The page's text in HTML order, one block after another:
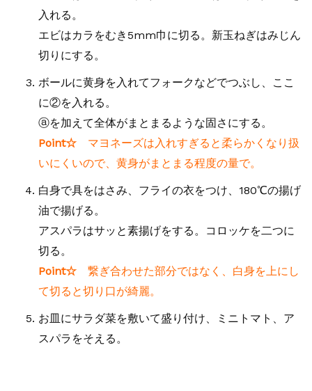
入れる。
エビはカラをむき5mm巾に切る。新玉ねぎはみじん
切りにする。
ボールに黄身を入れてフォークなどでつぶし、ここ
に②を入れる。
ⓐを加えて全体がまとまるような固さにする。
Point☆ マヨネーズは入れすぎると柔らかくなり扱
いにくいので、黄身がまとまる程度の量で。
白身で具をはさみ、フライの衣をつけ、180℃の揚げ
油で揚げる。
アスパラはサッと素揚げをする。コロッケを二つに
切る。
Point☆ 繋ぎ合わせた部分ではなく、白身を上にし
て切ると切り口が綺麗。
お皿にサラダ菜を敷いて盛り付け、ミニトマト、ア
スパラをそえる。